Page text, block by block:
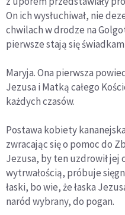
On ich wysłuchiwał, nie
chwilach w drodze na
pierwsze stają się
Maryja. Ona pierwsza
Jezusa i Matką całego
każdych czasów.
Postawa kobiety
zwracając się o pomoc do
Jezusa, by ten uzdrowił
wytrwałością, próbuje
łaski, bo wie, że łaska
naród wybrany, do pogan.